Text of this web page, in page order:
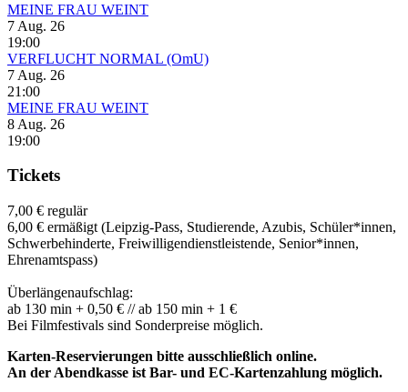
MEINE FRAU WEINT
7 Aug. 26
19:00
VERFLUCHT NORMAL (OmU)
7 Aug. 26
21:00
MEINE FRAU WEINT
8 Aug. 26
19:00
Tickets
7,00 € regulär
6,00 € ermäßigt (Leipzig-Pass, Studierende, Azubis, Schüler*innen,
Schwerbehinderte, Freiwilligendienstleistende, Senior*innen,
Ehrenamtspass)
Überlängenaufschlag:
ab 130 min + 0,50 € // ab 150 min + 1 €
Bei Filmfestivals sind Sonderpreise möglich.
Karten-Reservierungen bitte ausschließlich online.
An der Abendkasse ist Bar- und EC-Kartenzahlung möglich.